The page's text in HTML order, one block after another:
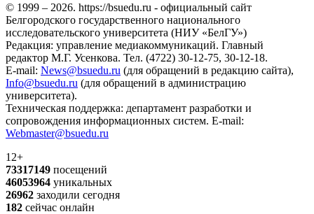
© 1999 – 2026. https://bsuedu.ru - официальный сайт
Белгородского государственного национального
исследовательского университета (НИУ «БелГУ»)
Редакция: управление медиакоммуникаций. Главный
редактор М.Г. Усенкова. Тел. (4722) 30-12-75, 30-12-18.
E-mail: News@bsuedu.ru (для обращений в редакцию сайта),
Info@bsuedu.ru (для обращений в администрацию
университета).
Техническая поддержка: департамент разработки и
сопровождения информационных систем. E-mail:
Webmaster@bsuedu.ru
12+
73317149 посещений
46053964 уникальных
26962 заходили сегодня
182 сейчас онлайн